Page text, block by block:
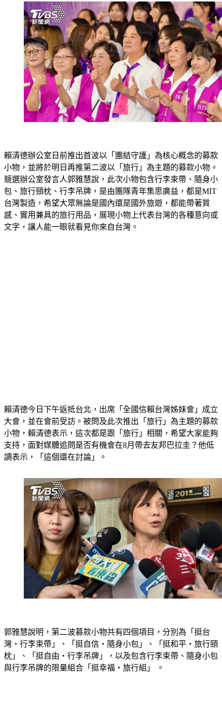
小物，並將於明日再推第二波以「旅行」為主題的募款小物。
競選辦公室發言人郭雅慧說，此次小物包含行李束帶、隨身小
包、旅行頸枕、行李吊牌，是由團隊青年集思廣益，都是MIT
台灣製造，希望大眾無論是國內還是國外旅遊，都能帶著質
感、實用兼具的旅行用品，展現小物上代表台灣的各種意向或
文字，讓人能一眼就看見你來自台灣。
大會，並在會前受訪。被問及此次推出「旅行」為主題的募款
小物，賴清德表示，這次都是跟「旅行」相關，希望大家能夠
支持，面對媒體追問是否有機會在8月帶去友邦巴拉圭？他低
調表示，「這個還在討論」。
灣・行李束帶」、「挺自信・隨身小包」、「挺和平・旅行頸
枕」、「挺自由・行李吊牌」，以及包含行李束帶、隨身小包
與行李吊牌的限量組合「挺幸福・旅行組」 。